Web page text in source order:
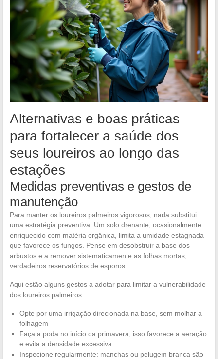
Alternativas e boas práticas
para fortalecer a saúde dos
seus loureiros ao longo das
estações
Medidas preventivas e gestos de
manutenção
Para manter os loureiros palmeiros vigorosos, nada substitui
uma estratégia preventiva. Um solo drenante, ocasionalmente
enriquecido com matéria orgânica, limita a umidade estagnada
que favorece os fungos. Pense em desobstruir a base dos
arbustos e a remover sistematicamente as folhas mortas,
verdadeiros reservatórios de esporos.
Aqui estão alguns gestos a adotar para limitar a vulnerabilidade
dos loureiros palmeiros:
Opte por uma irrigação direcionada na base, sem molhar a
folhagem
Faça a poda no início da primavera, isso favorece a aeração
e evita a densidade excessiva
Inspecione regularmente: manchas ou pelugem branca são